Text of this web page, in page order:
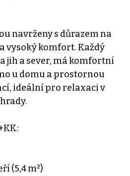
navrženy s důrazem na
vysoký komfort. Každý
jih a sever, má komfortní
u domu a prostornou
ideální pro relaxaci v
(5,4 m²)